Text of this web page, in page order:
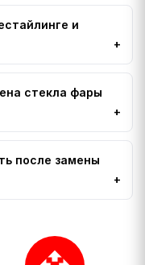
и
стекла фары
после замены